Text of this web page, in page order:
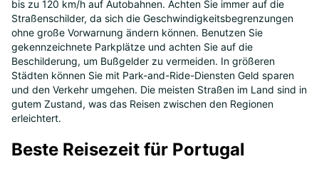
bis zu 120 km/h auf Autobahnen. Achten Sie immer auf die
Straßenschilder, da sich die Geschwindigkeitsbegrenzungen
ohne große Vorwarnung ändern können. Benutzen Sie
gekennzeichnete Parkplätze und achten Sie auf die
Beschilderung, um Bußgelder zu vermeiden. In größeren
Städten können Sie mit Park-and-Ride-Diensten Geld sparen
und den Verkehr umgehen. Die meisten Straßen im Land sind in
gutem Zustand, was das Reisen zwischen den Regionen
erleichtert.
Beste Reisezeit für Portugal